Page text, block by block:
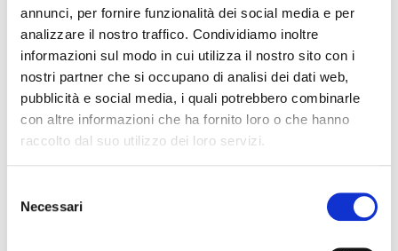
annunci, per fornire funzionalità dei social media e per
analizzare il nostro traffico. Condividiamo inoltre
informazioni sul modo in cui utilizza il nostro sito con i
nostri partner che si occupano di analisi dei dati web,
pubblicità e social media, i quali potrebbero combinarle
con altre informazioni che ha fornito loro o che hanno
raccolto dal suo utilizzo dei loro servizi.
delNecessari
cancella filtri
WEBINAR RSPP